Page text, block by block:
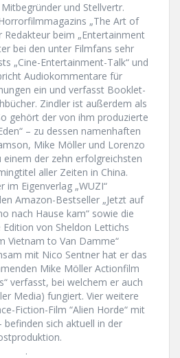
und Stellvertr.
„The Art of
Redakteur beim „Entertainment
bei den unter Filmfans sehr
„Cine-Entertainment-Talk“ und
Audiokommentare für
ein und verfasst Booklet-
Zindler ist außerdem als
gehört der von ihm produzierte
– zu dessen namenhaften
Mike Möller und Lorenzo
einem der zehn erfolgreichsten
aller Zeiten in China.
im Eigenverlag „WUZI“
Amazon-Bestseller „Jetzt auf
nach Hause kam“ sowie die
von Sheldon Lettichs
Vietnam to Van Damme“
mit Nico Sentner hat er das
Mike Möller Actionfilm
verfasst, bei welchem er auch
Media) fungiert. Vier weitere
Fiction-Film “Alien Horde“ mit
befinden sich aktuell in der
.